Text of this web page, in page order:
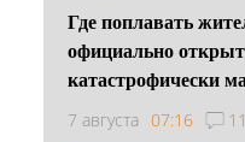
Где поплавать
официально
катастрофически
7 августа 07:16 11